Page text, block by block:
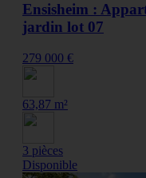
Ensisheim :
jardin lot 07
279 000 €
63,87 m²
3 pièces
Disponible